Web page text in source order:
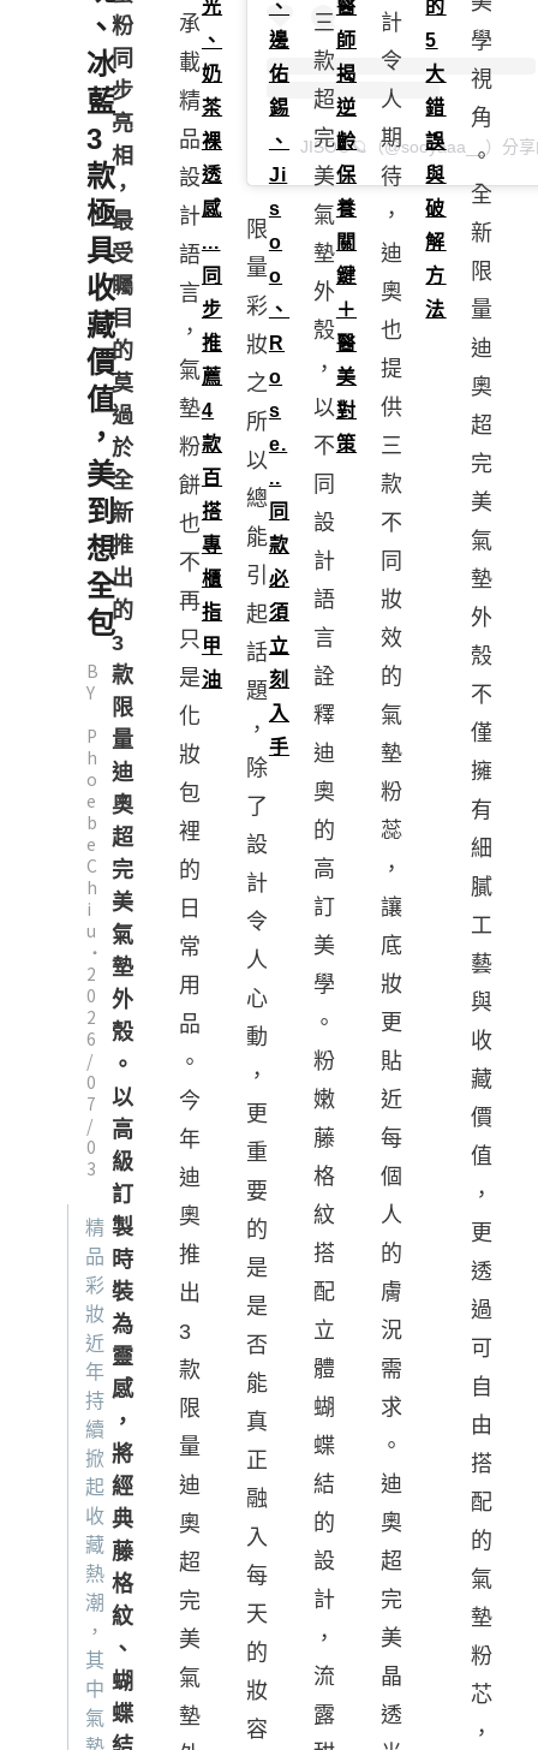
精
品
彩
妝
近
年
持
續
掀
起
收
藏
熱
潮
，
其
中
氣
、
冰
藍
3
款
極
具
收
藏
價
值
，
美
到
想
全
包
B
Y
P
h
o
e
b
e
C
h
i
u
・
2
0
2
6
/
0
7
/
0
3
粉
同
步
亮
相
，
最
受
矚
目
的
莫
過
於
全
新
推
出
的
3
款
限
量
迪
奧
超
完
美
氣
墊
外
殼
。
以
高
級
訂
製
時
裝
為
靈
感
，
將
經
典
藤
格
紋
、
蝴
蝶
承
載
精
品
設
計
語
言
，
氣
墊
粉
餅
也
不
再
只
是
化
妝
包
裡
的
日
常
用
品
。
今
年
迪
奧
推
出
3
款
限
量
迪
奧
超
完
美
氣
墊
光
、
奶
茶
裸
透
感
...
同
步
推
薦
4
款
百
搭
專
櫃
指
甲
油
JISOO🪐（@sooyaaa__）分
限
量
彩
妝
之
所
以
總
能
引
起
話
題
，
除
了
設
計
令
人
心
動
，
更
重
要
的
是
是
否
能
真
正
融
入
每
天
的
妝
容
、
邊
佑
錫
、
Ji
s
o
o
、
R
o
s
e.
..
同
款
必
須
立
刻
入
手
三
款
超
完
美
氣
墊
外
殼
，
以
不
同
設
計
語
言
詮
釋
迪
奧
的
高
訂
美
學
。
粉
嫩
藤
格
紋
搭
配
立
體
蝴
蝶
結
的
設
計
，
流
露
醫
師
揭
逆
齡
保
養
關
鍵
＋
醫
美
對
策
計
令
人
期
待
，
迪
奧
也
提
供
三
款
不
同
妝
效
的
氣
墊
粉
蕊
，
讓
底
妝
更
貼
近
每
個
人
的
膚
況
需
求
。
迪
奧
超
完
美
晶
透
的
5
大
錯
誤
與
破
解
方
法
學
視
角
。
全
新
限
量
迪
奧
超
完
美
氣
墊
外
殼
不
僅
擁
有
細
膩
工
藝
與
收
藏
價
值
，
更
透
過
可
自
由
搭
配
的
氣
墊
粉
芯
，